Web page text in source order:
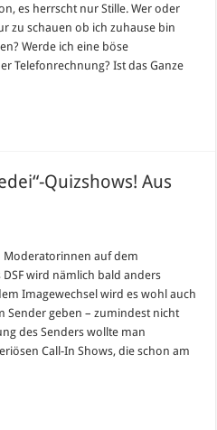
es herrscht nur Stille. Wer oder
zu schauen ob ich zuhause bin
Werde ich eine böse
Telefonrechnung? Ist das Ganze
Quizshows! Aus
Moderatorinnen auf dem
wird nämlich bald anders
Imagewechsel wird es wohl auch
Sender geben – zumindest nicht
des Senders wollte man
Call-In Shows, die schon am